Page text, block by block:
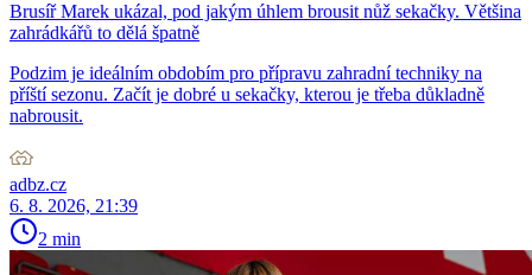
Brusíř Marek ukázal, pod jakým úhlem brousit nůž sekačky. Většina
zahrádkářů to dělá špatně
Podzim je ideálním obdobím pro přípravu zahradní techniky na
příští sezonu. Začít je dobré u sekačky, kterou je třeba důkladně
nabrousit.
adbz.cz
6. 8. 2026, 21:39
2 min